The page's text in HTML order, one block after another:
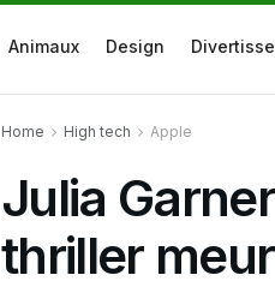
Animaux Design
Home High tech Apple
Julia
thriller